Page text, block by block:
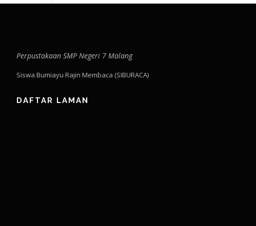
Perpustakaan SMP Negeri 7 Malang
Siswa Bumiayu Rajin Membaca (SIBURACA)
DAFTAR LAMAN